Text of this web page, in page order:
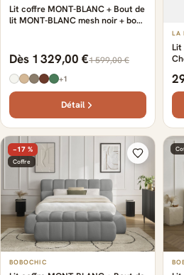
Lit coffre MONT-BLANC + Bout de
lit MONT-BLANC mesh noir + bout
Dès 1 329,00 €1 599,00 €
+1
Détail
LA
Lit
−17 %
Coffre
BOBOCHIC